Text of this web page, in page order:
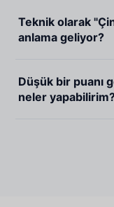
Teknik olarak
anlama geliyor?
Düşük bir puanı
neler